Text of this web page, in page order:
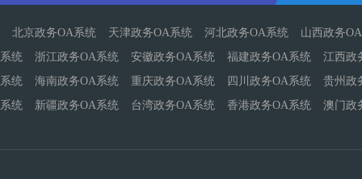
北京政务OA系统 天津政务OA系统 河北政务OA系统
山西政务
系统
浙江政务OA系统 安徽政务OA系统 福建政务OA系统
江西政
系统
海南政务OA系统 重庆政务OA系统 四川政务OA系统
贵州政
系统
新疆政务OA系统 台湾政务OA系统 香港政务OA系统 澳门政